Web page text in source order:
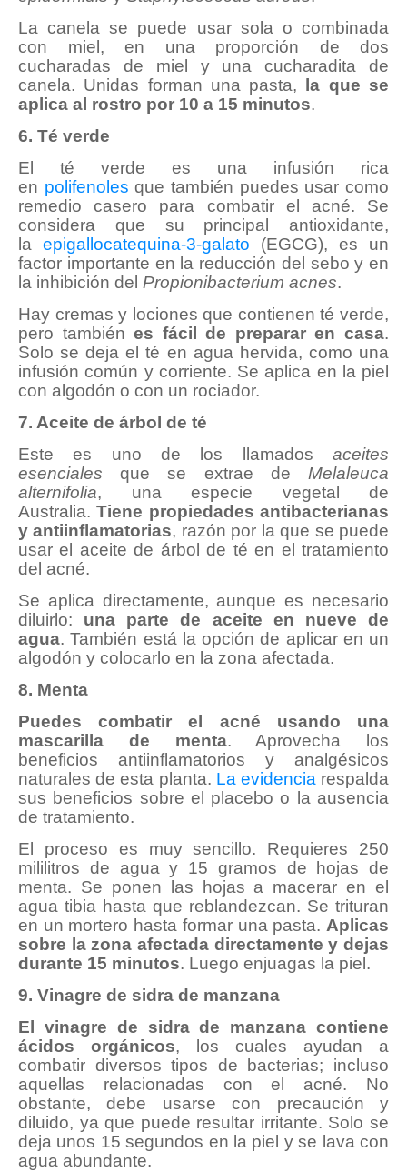
La canela se puede usar sola o combinada
con miel, en una proporción de dos
cucharadas de miel y una cucharadita de
canela. Unidas forman una pasta,
la que se
aplica al rostro por 10 a 15 minutos.
6. Té verde
El té verde es una infusión rica
en polifenoles que también puedes usar como
remedio casero para combatir el acné. Se
considera que su principal antioxidante,
la epigallocatequina-3-galato (EGCG), es un
factor importante en la reducción del sebo y en
la inhibición del Propionibacterium acnes.
Hay cremas y lociones que contienen té verde,
pero tambiénes fácil de preparar en casa.
Solo se deja el té en agua hervida, como una
infusión común y corriente. Se aplica en la piel
con algodón o con un rociador.
7. Aceite de árbol de té
Este es uno de los llamados aceites
esenciales que se extrae de Melaleuca
alternifolia, una especie vegetal de
Australia.Tiene propiedades antibacterianas
y antiinflamatorias, razón por la que se puede
usar el aceite de árbol de té en el tratamiento
del acné.
Se aplica directamente, aunque es necesario
diluirlo: una parte de aceite en nueve de
agua. También está la opción de aplicar en un
algodón y colocarlo en la zona afectada.
8. Menta
Puedes combatir el acné usando una
mascarilla de menta. Aprovecha los
beneficios antiinflamatorios y analgésicos
naturales de esta planta. La evidenciarespalda
sus beneficios sobre el placebo o la ausencia
de tratamiento.
El proceso es muy sencillo. Requieres 250
mililitros de agua y 15 gramos de hojas de
menta. Se ponen las hojas a macerar en el
agua tibia hasta que reblandezcan. Se trituran
en un mortero hasta formar una pasta. Aplicas
sobre la zona afectada directamente y dejas
durante 15 minutos. Luego enjuagas la piel.
9. Vinagre de sidra de manzana
El vinagre de sidra de manzana contiene
ácidos orgánicos, los cuales ayudan a
combatir diversos tipos de bacterias; incluso
aquellas relacionadas con el acné. No
obstante, debe usarse con precaución y
diluido, ya que puede resultar irritante. Solo se
deja unos 15 segundos en la piel y se lava con
agua abundante.